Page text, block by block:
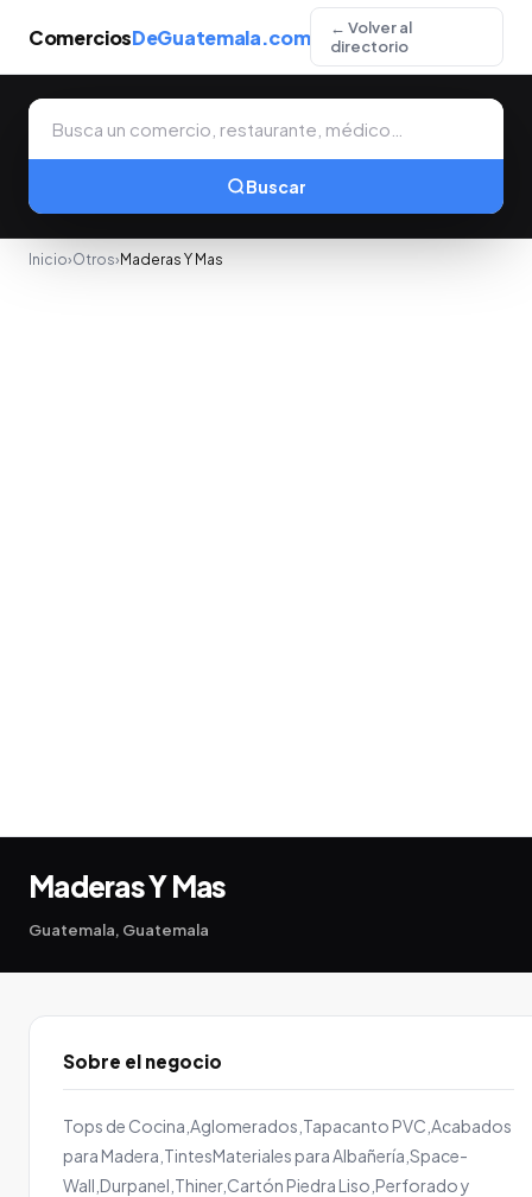
ComerciosDeGuatemala.com
← Volver al
directorio
Buscar
Inicio›Otros› Maderas Y Mas
Maderas Y Mas
Guatemala, Guatemala
Sobre el negocio
Tops de Cocina,Aglomerados,Tapacanto PVC,Acabados
para Madera,TintesMateriales para Albañería,Space-
Wall,Durpanel,Thiner,Cartón Piedra Liso,Perforado y